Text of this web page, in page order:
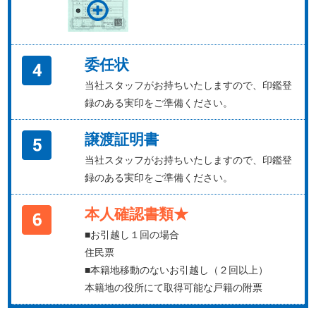
委任状
当社スタッフがお持ちいたしますので、印鑑登
録のある実印をご準備ください。
譲渡証明書
当社スタッフがお持ちいたしますので、印鑑登
録のある実印をご準備ください。
本人確認書類★
■お引越し１回の場合
住民票
■本籍地移動のないお引越し（２回以上）
本籍地の役所にて取得可能な戸籍の附票